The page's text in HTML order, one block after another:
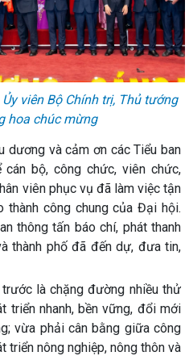
viên Bộ Chính trị, Thủ tướng
hoa chúc mừng
dương và cảm ơn các Tiểu ban
bộ, công chức, viên chức,
viên phục vụ đã làm việc tận
thành công chung của Đại hội.
thông tấn báo chí, phát thanh
thành phố đã đến dự, đưa tin,
là chặng đường nhiều thử
triển nhanh, bền vững, đổi mới
vừa phải cân bằng giữa công
triển nông nghiệp, nông thôn và